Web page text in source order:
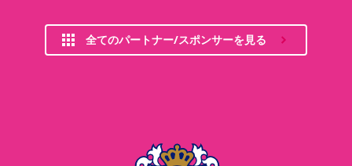
全てのパートナー/スポンサーを見る